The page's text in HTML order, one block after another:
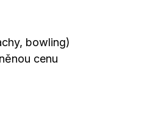
bowling)
cenu